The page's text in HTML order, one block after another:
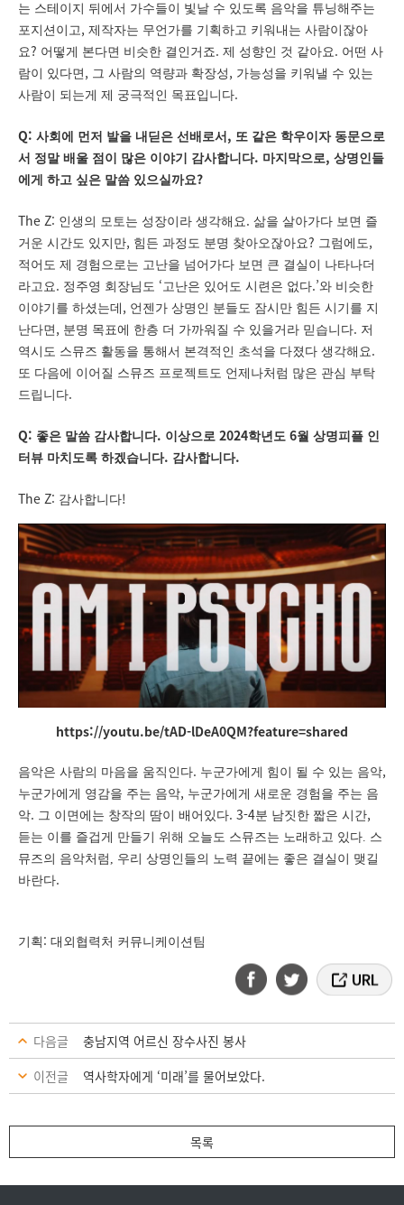
는 스테이지 뒤에서 가수들이 빛날 수 있도록 음악을 튜닝해주는
포지션이고 , 제작자는 무언가를 기획하고 키워내는 사람이잖아
요? 어떻게 본다면 비슷한 결인거죠. 제 성향인 것 같아요 . 어떤 사
람이 있다면 , 그 사람의 역량과 확장성 , 가능성을 키워낼 수 있는
사람이 되는게 제 궁극적인 목표입니다.
Q: 사회에 먼저 발을 내딛은 선배로서 , 또 같은 학우이자 동문으로
서 정말 배울 점이 많은 이야기 감사합니다. 마지막으로, 상명인들
에게 하고 싶은 말씀 있으실까요?
The Z: 인생의 모토는 성장이라 생각해요 . 삶을 살아가다 보면 즐
거운 시간도 있지만, 힘든 과정도 분명 찾아오잖아요? 그럼에도 ,
적어도 제 경험으로는 고난을 넘어가다 보면 큰 결실이 나타나더
라고요 . 정주영 회장님도 ‘ 고난은 있어도 시련은 없다.’와 비슷한
이야기를 하셨는데 , 언젠가 상명인 분들도 잠시만 힘든 시기를 지
난다면 , 분명 목표에 한층 더 가까워질 수 있을거라 믿습니다. 저
역시도 스뮤즈 활동을 통해서 본격적인 초석을 다졌다 생각해요 .
또 다음에 이어질 스뮤즈 프로젝트도 언제나처럼 많은 관심 부탁
드립니다.
Q: 좋은 말씀 감사합니다. 이상으로 2024학년도 6월 상명피플 인
터뷰 마치도록 하겠습니다. 감사합니다.
The Z: 감사합니다!
https://youtu.be/tAD-lDeA0QM?feature=shared
음악은 사람의 마음을 움직인다. 누군가에게 힘이 될 수 있는 음악,
누군가에게 영감을 주는 음악, 누군가에게 새로운 경험을 주는 음
악. 그 이면에는 창작의 땀이 배어있다. 3-4분 남짓한 짧은 시간,
듣는 이를 즐겁게 만들기 위해 오늘도 스뮤즈는 노래하고 있다. 스
뮤즈의 음악처럼, 우리 상명인들의 노력 끝에는 좋은 결실이 맺길
바란다.
기획 : 대외협력처 커뮤니케이션팀
다음글
충남지역 어르신 장수사진 봉사
이전글
역사학자에게 ‘미래’를 물어보았다.
목록